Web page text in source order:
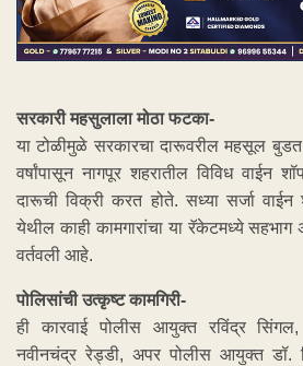
सरकारी महसुलाला मोठा फटका-
या टोळीमुळे सरकारचा दारूवरील महसूल बुडत
वर्षांपासून नागपूर शहरातील विविध वाईन
दारूची विक्री करत होते. सध्या सर्जा
येथील काही कामगारांचा या रॅकेटमध्ये सहभाग
वर्तवली आहे.
पोलिसांची उत्कृष्ट कामगिरी-
ही कारवाई पोलीस आयुक्त रविंद्र
नवीनचंद्र रेड्डी, अपर पोलीस आयुक्त डॉ.